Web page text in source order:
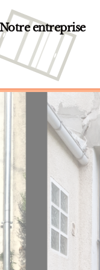
entreprise